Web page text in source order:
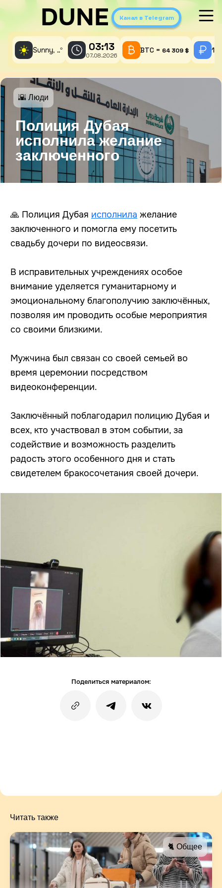
DUNE Канал в Telegram
☀️ Sunny, ..° 03:13
07.08.2026
BTC = 64 309 $ 1
Полиция Дубая
исполнила желание
заключенного
🌇 Люди
🙏 Полиция Дубая исполнила желание
заключенного и помогла ему посетить
свадьбу дочери по видеосвязи.
В исправительных учреждениях особое
внимание уделяется гуманитарному и
эмоциональному благополучию заключённых,
позволяя им проводить особые мероприятия
со своими близкими.
Мужчина был связан со своей семьей во
время церемонии посредством
видеоконференции.
Заключённый поблагодарил полицию Дубая и
всех, кто участвовал в этом событии, за
содействие и возможность разделить
радость этого особенного дня и стать
свидетелем бракосочетания своей дочери.
Поделиться материалом:
Читать также
🐈 Общее